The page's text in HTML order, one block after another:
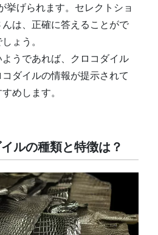
挙げられます。セレクトショ
は、正確に答えることがで
ょう。
うであれば、クロコダイル
ダイルの情報が提示されて
めします。
ルの種類と特徴は？